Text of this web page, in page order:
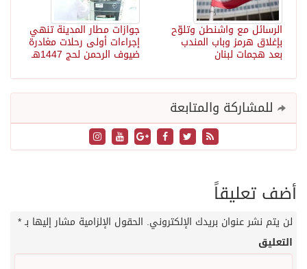
جوازات مطار المدينة تنهي
إجراءات أولى رحلات مغادرة
ضيوف الرحمن لحج 1447هـ
الرسائل مع واشنطن وتلوّح
بإغلاق هرمز وباب المندب
بعد هجمات لبنان
للمشاركة والمتابعة
أضف تعليقاً
لن يتم نشر عنوان بريدك الإلكتروني. الحقول الإلزامية مشار إليها بـ*
التعليق